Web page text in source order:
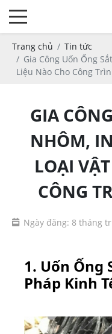
Trang chủ
Tin tức
Gia Công Uốn Ống
Liệu Nào Cho Công
GIA
NHÔM,
LOẠI
CÔNG
Ngày đăng: 8 tháng
1. Uốn Ống
Pháp Kinh